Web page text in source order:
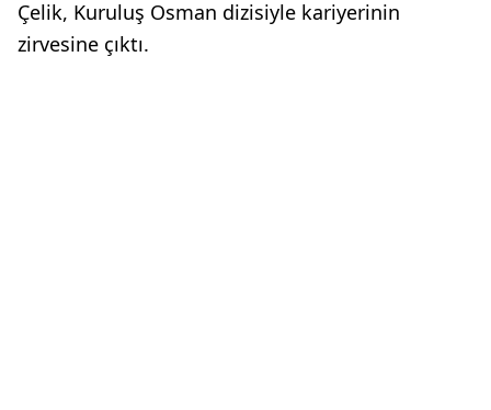
Çelik, Kuruluş Osman dizisiyle kariyerinin
zirvesine çıktı.